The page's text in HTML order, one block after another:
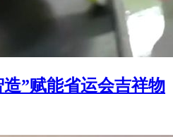
造”赋能省运会吉祥物